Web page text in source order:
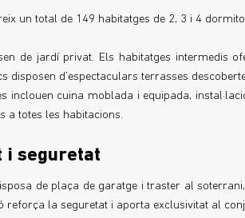
un total de 149 habitatges de 2, 3 i 4
de jardí privat. Els habitatges intermedis
disposen d’espectaculars terrasses
inclouen cuina moblada i equipada,
a totes les habitacions.
i seguretat
de plaça de garatge i traster al
reforça la seguretat i aporta exclusivitat al